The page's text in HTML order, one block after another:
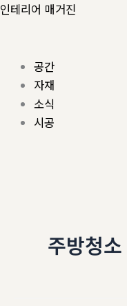
콘
인테리어 매거진
Menu
공간
자재
소식
시공
주방청소